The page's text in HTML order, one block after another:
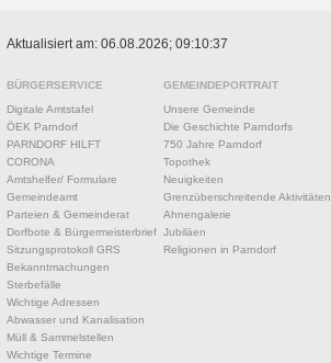
Aktualisiert am: 06.08.2026; 09:10:37
BÜRGERSERVICE
Digitale Amtstafel
ÖEK Parndorf
PARNDORF HILFT
CORONA
Amtshelfer/ Formulare
Gemeindeamt
Parteien & Gemeinderat
Dorfbote & Bürgermeisterbrief
Sitzungsprotokoll GRS
Bekanntmachungen
Sterbefälle
Wichtige Adressen
Abwasser und Kanalisation
Müll & Sammelstellen
Wichtige Termine
GEMEINDEPORTRAIT
Unsere Gemeinde
Die Geschichte Parndorfs
750 Jahre Parndorf
Topothek
Neuigkeiten
Grenzüberschreitende Aktivitäten
Ahnengalerie
Jubiläen
Religionen in Parndorf